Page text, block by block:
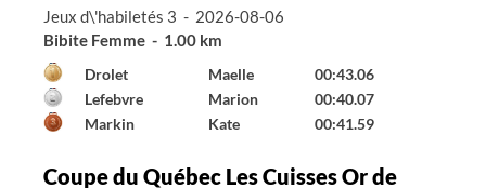
Jeux d\'habiletés 3 - 2026-08-06
Bibite Homme - 1.00 km
Declerck Émile
00:41.65
Hall
Gabriel
01:24.87
---
--- 99:99.00
Coupe du Québec Les Cuisses Or de